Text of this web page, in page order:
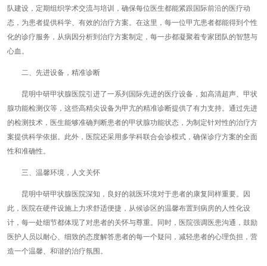
队建设，定期组织学术交流与培训，确保每位医生都能紧跟国际前沿的医疗动
态，为患者提供科学、有效的治疗方案。在这里，每一位甲亢患者都能得到个性
化的诊疗服务，从病因分析到治疗方案制定，每一步都凝聚着专家团队的智慧与
心血。
二、先进设备，精准诊断
昆明中研甲状腺医院引进了一系列国际先进的医疗设备，如高清超声、甲状
腺功能检测仪等，这些高精尖设备为甲亢的精准诊断提供了有力支持。通过先进
的检测技术，医生能够准确判断患者的甲状腺功能状态，为制定针对性的治疗方
案提供科学依据。此外，医院还采用多学科联合会诊模式，确保诊疗方案的全面
性和准确性。
三、温馨环境，人文关怀
昆明中研甲状腺医院深知，良好的就医环境对于患者的康复同样重要。因
此，医院在硬件设施上力求舒适便捷，从候诊区的温馨布置到病房的人性化设
计，每一处细节都体现了对患者的关怀与尊重。同时，医院强调医患沟通，鼓励
医护人员以耐心、细致的态度解答患者的每一个疑问，减轻患者的心理负担，营
造一个温馨、和谐的治疗氛围。